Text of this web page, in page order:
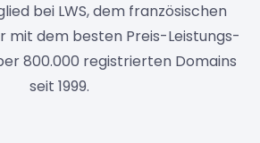
bei LWS, dem französischen
mit dem besten Preis-Leistungs-
800.000 registrierten Domains
seit 1999.